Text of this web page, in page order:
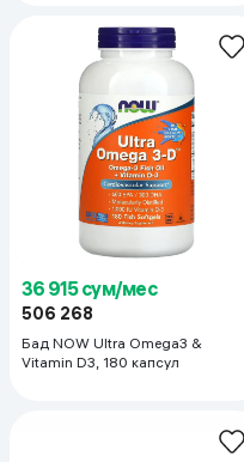
36 915 сум/мес
506 268
Бад NOW Ultra Omega3 &
Vitamin D3, 180 капсул